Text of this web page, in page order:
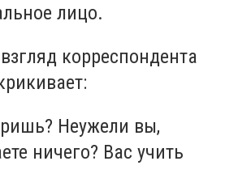
лицо.
корреспондента
Неужели вы,
ничего? Вас учить